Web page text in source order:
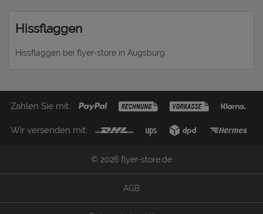
Hissflaggen
Hissflaggen bei flyer-store in Augsburg
Zahlen Sie mit:
Wir versenden mit:
© 2026 flyer-store.de
AGB